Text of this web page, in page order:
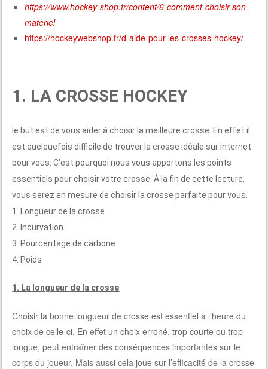
https://www.hockey-shop.fr/content/6-comment-choisir-son-
materiel
https://hockeywebshop.fr/d-aide-pour-les-crosses-hockey/
1. LA CROSSE HOCKEY
le but est de vous aider à choisir la meilleure crosse. En effet il
est quelquefois difficile de trouver la crosse idéale sur internet
pour vous. C’est pourquoi nous vous apportons les points
essentiels pour choisir votre crosse. À la fin de cette lecture,
vous serez en mesure de choisir la crosse parfaite pour vous.
1. Longueur de la crosse
2. Incurvation
3. Pourcentage de carbone
4. Poids
1. La longueur de la crosse
Choisir la bonne longueur de crosse est essentiel à l’heure du
choix de celle-ci. En effet un choix erroné, trop courte ou trop
longue, peut entraîner des conséquences importantes sur le
corps du joueur. Mais aussi cela joue sur l’efficacité de la crosse